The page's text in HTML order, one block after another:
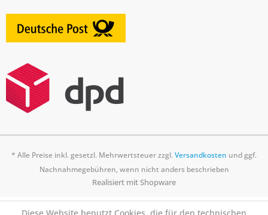
* Alle Preise inkl. gesetzl. Mehrwertsteuer zzgl.Versandkosten und ggf.
Nachnahmegebühren, wenn nicht anders beschrieben
Realisiert mit Shopware